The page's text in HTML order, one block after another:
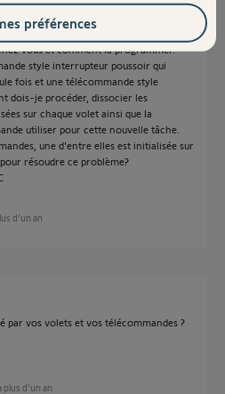
pour gérer 5 volets Sonfy. Quel type de
vous et comment la programmer.
style interrupteur poussoir qui
fois et une télécommande style
dois-je procéder, dissocier les
sur chaque volet ainsi que la
utiliser pour cette nouvelle tâche.
une d'entre elles est initialisée sur
résoudre ce problème?
d'un an
par vos volets et vos télécommandes ?
plus d'un an
préférences